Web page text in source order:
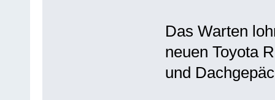
Das Warten
neuen Toyota
und